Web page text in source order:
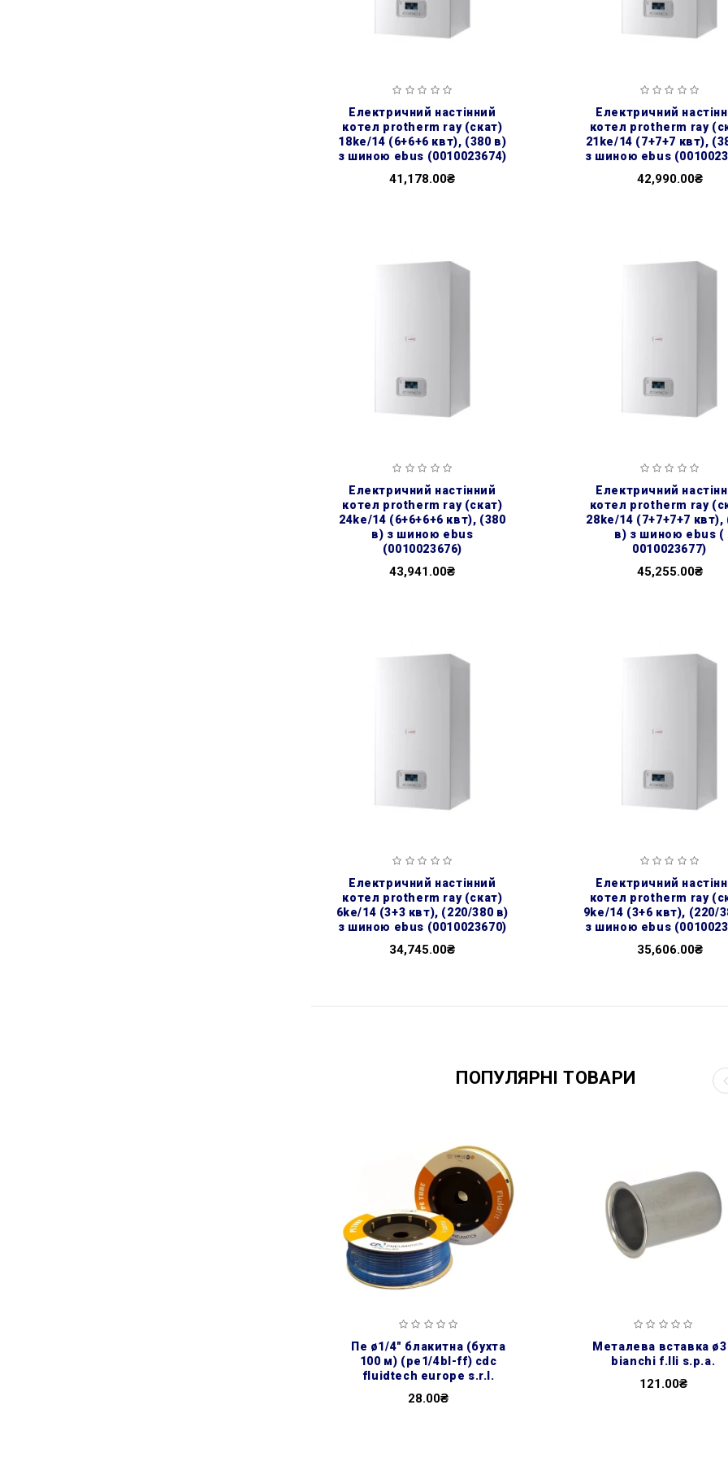
електричний настінний
котел protherm ray (скат)
18ke/14 (6+6+6 квт), (380 в)
з шиною ebus (0010023674)
41,178.00₴
електричний настінний
котел protherm ray
21ke/14 (7+7+7 квт),
з шиною ebus
42,990.00₴
електричний настінний
котел protherm ray (скат)
24ke/14 (6+6+6+6 квт), (380
в) з шиною ebus
(0010023676)
43,941.00₴
електричний настінний
котел protherm ray
28ke/14 (7+7+7+7 квт),
в) з шиною ebus (
0010023677)
45,255.00₴
електричний настінний
котел protherm ray (скат)
6ke/14 (3+3 квт), (220/380 в)
з шиною ebus (0010023670)
34,745.00₴
електричний настінний
котел protherm ray
9ke/14 (3+6 квт), (220/
з шиною ebus
35,606.00₴
ПОПУЛЯРНІ ТОВАРИ
пе ø1/4″ блакитна (бухта
100 м) (pe1/4bl-ff) cdc
fluidtech europe s.r.l.
28.00₴
металева вставка ø32
bianchi f.lli s.p.a.
121.00₴